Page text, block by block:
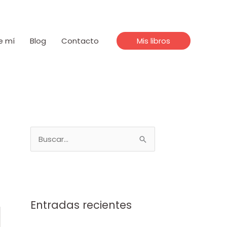
mí Blog Contacto Mis libros
a
Entradas recientes